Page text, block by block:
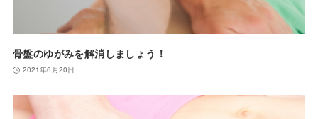
骨盤のゆがみを解消しましょう！
2021年6月20日